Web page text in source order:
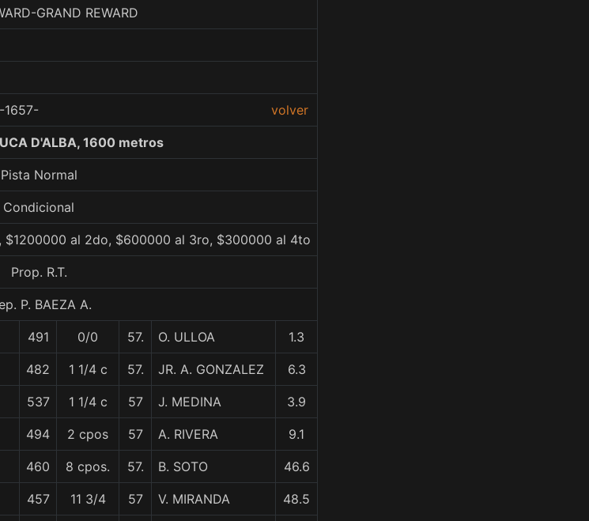
GRAND REWARD
-1657- volver
D'ALBA, 1600 metros
Pista Normal
Condicional
$1200000 al 2do, $600000 al 3ro, $300000 al 4to
Prop. R.T.
P. BAEZA A.
491 0/0 57. O. ULLOA 1.3
482 1 1/4 c 57. JR. A. GONZALEZ 6.3
537 1 1/4 c 57 J. MEDINA 3.9
494 2 cpos 57 A. RIVERA 9.1
460 8 cpos. 57. B. SOTO 46.6
457 11 3/4 57 V. MIRANDA 48.5